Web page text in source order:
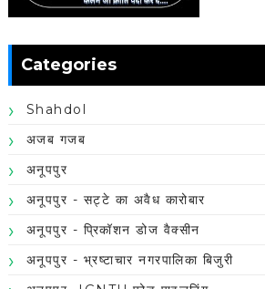
Categories
Shahdol
अजब गजब
अनूपपुर
अनूपपुर - सट्टे का अवैध कारोबार
अनूपपुर - प्रिकॉशन डोज वैक्सीन
अनूपपुर - भ्रष्टाचार नगरपालिका बिजुरी